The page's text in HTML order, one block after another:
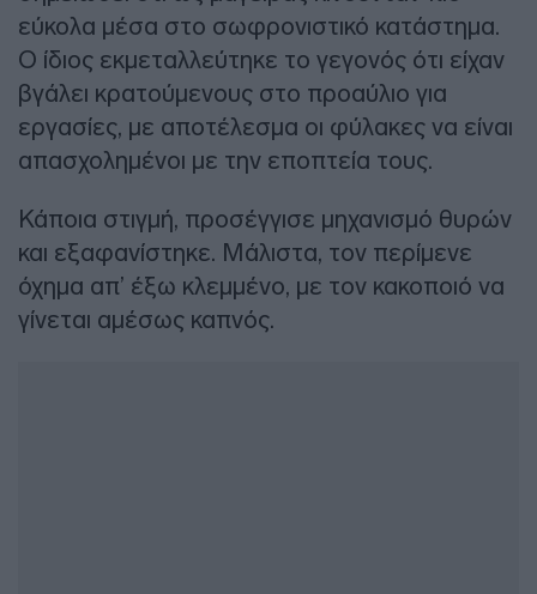
εύκολα μέσα στο σωφρονιστικό κατάστημα.
Ο ίδιος εκμεταλλεύτηκε το γεγονός ότι είχαν
βγάλει κρατούμενους στο προαύλιο για
εργασίες, με αποτέλεσμα οι φύλακες να είναι
απασχολημένοι με την εποπτεία τους.
Κάποια στιγμή, προσέγγισε μηχανισμό θυρών
και εξαφανίστηκε. Μάλιστα, τον περίμενε
όχημα απ’ έξω κλεμμένο, με τον κακοποιό να
γίνεται αμέσως καπνός.